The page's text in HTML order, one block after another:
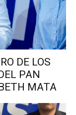
DE LOS
PAN
MATA